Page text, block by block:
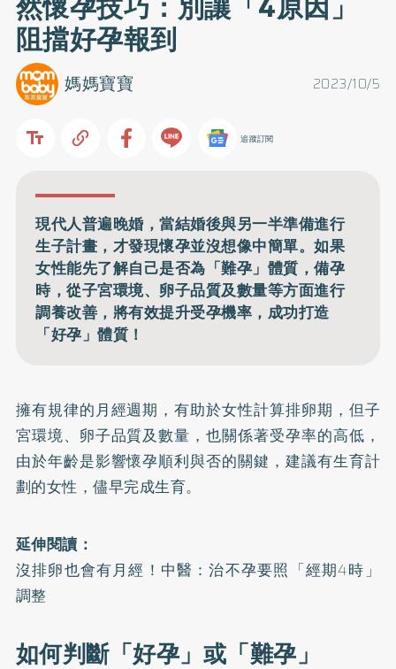
阻擋好孕報到
2023/10/5
媽媽寶寶
追蹤訂閱
現代人普遍晚婚，當結婚後與另一半準備進行
生子計畫，才發現懷孕並沒想像中簡單。如果
女性能先了解自己是否為「難孕」體質，備孕
時，從子宮環境、卵子品質及數量等方面進行
調養改善，將有效提升受孕機率，成功打造
「好孕」體質！
擁有規律的月經週期，有助於女性計算排卵期，但子
宮環境、卵子品質及數量，也關係著受孕率的高低，
由於年齡是影響懷孕順利與否的關鍵，建議有生育計
劃的女性，儘早完成生育。
延伸閱讀：
沒排卵也會有月經！中醫：治不孕要照「經期4時」
調整
如何判斷「好孕」或「難孕」